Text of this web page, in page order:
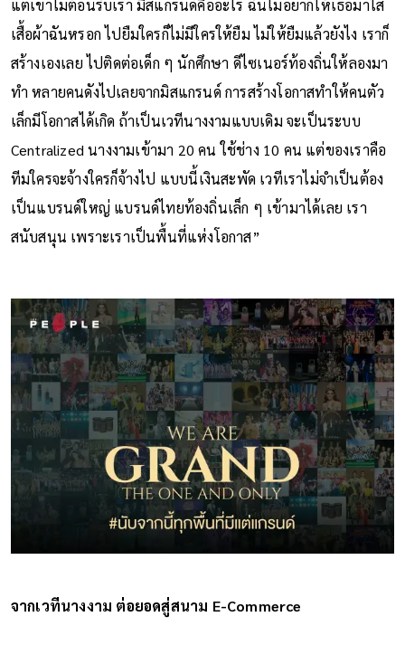
แต่เขาไม่ต้อนรับเรา มิสแกรนด์คืออะไร ฉันไม่อยากให้เธอมาใส่
เสื้อผ้าฉันหรอก ไปยืมใครก็ไม่มีใครให้ยืม ไม่ให้ยืมแล้วยังไง เราก็
สร้างเองเลย ไปติดต่อเด็ก ๆ นักศึกษา ดีไซเนอร์ท้องถิ่นให้ลองมา
ทำ หลายคนดังไปเลยจากมิสแกรนด์ การสร้างโอกาสทำให้คนตัว
เล็กมีโอกาสได้เกิด ถ้าเป็นเวทีนางงามแบบเดิม จะเป็นระบบ
Centralized นางงามเข้ามา 20 คน ใช้ช่าง 10 คน แต่ของเราคือ
ทีมใครจะจ้างใครก็จ้างไป แบบนี้เงินสะพัด เวทีเราไม่จำเป็นต้อง
เป็นแบรนด์ใหญ่ แบรนด์ไทยท้องถิ่นเล็ก ๆ เข้ามาได้เลย เรา
สนับสนุน เพราะเราเป็นพื้นที่แห่งโอกาส”
จากเวทีนางงาม ต่อยอดสู่สนาม E-Commerce